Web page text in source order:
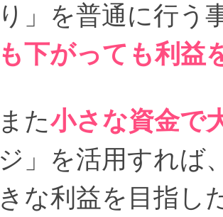
り」を普通に行う
も下がっても利益
また小さな資金で
ジ」を活用すれば
きな利益を目指し